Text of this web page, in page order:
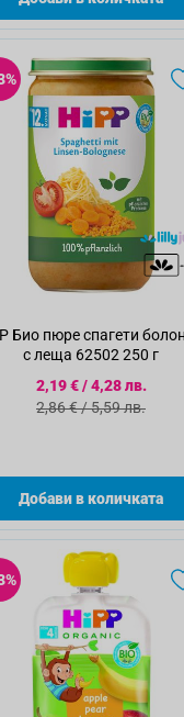
Био пюре спагети
с леща 62502 250 г
Специална цена
2,19 €/4,28 лв.
Стандартна цена
2,86 €/5,59 лв.
Добави в количката